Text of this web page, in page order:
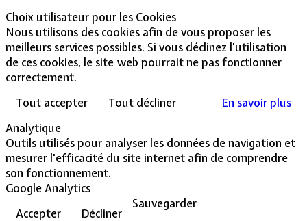
Choix utilisateur pour les Cookies
Nous utilisons des cookies afin de vous proposer les
meilleurs services possibles. Si vous déclinez l'utilisation
de ces cookies, le site web pourrait ne pas fonctionner
correctement.
Tout accepter
Tout décliner
En savoir plus
Analytique
Outils utilisés pour analyser les données de navigation et
mesurer l'efficacité du site internet afin de comprendre
son fonctionnement.
Google Analytics
Accepter
Décliner
Sauvegarder